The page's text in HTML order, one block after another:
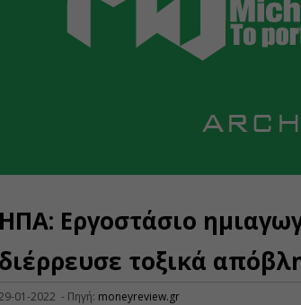
ΗΠΑ: Εργοστάσιο
διέρρευσε τοξικά
01-2022 - Πηγή: moneyreview.gr